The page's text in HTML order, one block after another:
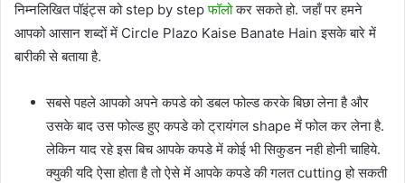
निम्नलिखित पॉइंट्स को step by stepफॉलोकर सकते हो. जहाँ पर हमने
आपको आसान शब्दों में Circle Plazo Kaise Banate Hain इसके बारे में
बारीकी से बताया है.
सबसे पहले आपको अपने कपडे को डबल फोल्ड करके बिछा लेना है और
उसके बाद उस फोल्ड हुए कपडे को ट्रायंगल shape में फोल कर लेना है.
लेकिन याद रहे इस बिच आपके कपडे में कोई भी सिकुडन नही होनी चाहिये.
क्युकी यदि ऐसा होता है तो ऐसे में आपके कपडे की गलत cutting हो सकती